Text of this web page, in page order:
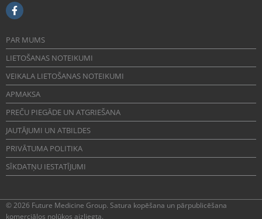
PAR MUMS
LIETOŠANAS NOTEIKUMI
VEIKALA LIETOŠANAS NOTEIKUMI
APMAKSA
PREČU PIEGĀDE UN ATGRIEŠANA
JAUTĀJUMI UN ATBILDES
PRIVĀTUMA POLITIKA
SĪKDATŅU IESTATĪJUMI
© 2026 Future Medicine Group. Satura kopēšana un pārpublicēšana
komerciālos nolūkos aizliegta.